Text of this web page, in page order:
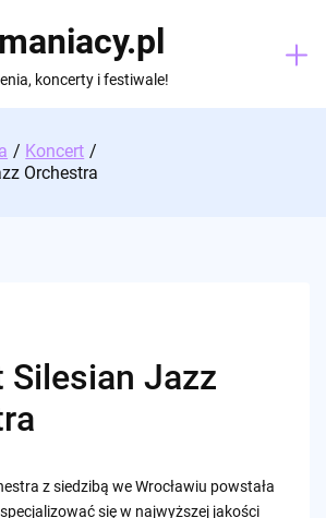
koncerty i festiwale!
Koncert
Orchestra
Silesian Jazz
z siedzibą we Wrocławiu powstała
się w najwyższej jakości